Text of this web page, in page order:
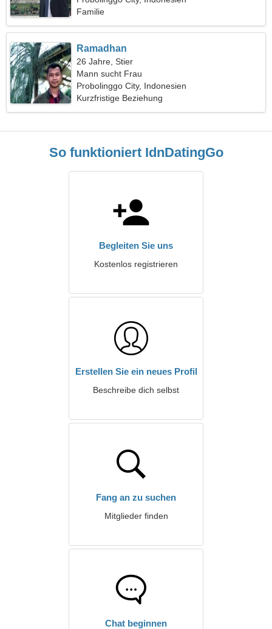
Familie
Ramadhan
26 Jahre, Stier
Mann sucht Frau
Probolinggo City, Indonesien
Kurzfristige Beziehung
So funktioniert IdnDatingGo
Begleiten Sie uns
Kostenlos registrieren
Erstellen Sie ein neues Profil
Beschreibe dich selbst
Fang an zu suchen
Mitglieder finden
Chat beginnen